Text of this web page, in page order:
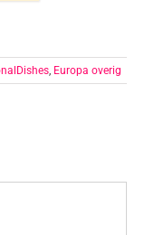
, Europa overig